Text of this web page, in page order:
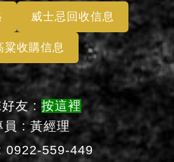
威士忌回收信息
粱收購信息
友 : 按這裡
員 : 黃經理
0922-559-449